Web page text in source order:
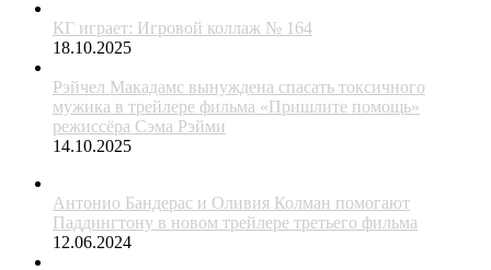
КГ играет: Игровой коллаж № 164
18.10.2025
Рэйчел Макадамс вынуждена спасать токсичного
мужика в трейлере фильма «Пришлите помощь»
режиссёра Сэма Рэйми
14.10.2025
Антонио Бандерас и Оливия Колман помогают
Паддингтону в новом трейлере третьего фильма
12.06.2024